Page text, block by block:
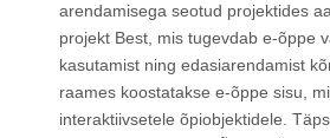
arendamisega seotud projektides
projekt Best, mis tugevdab e-õppe
kasutamist ning edasiarendamist
raames koostatakse e-õppe sisu,
interaktiivsetele õpiobjektidele.